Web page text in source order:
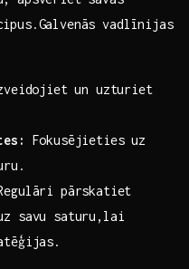
vadlīnijas
un uzturiet
Fokusējieties uz
pārskatiet
savu saturu,lai